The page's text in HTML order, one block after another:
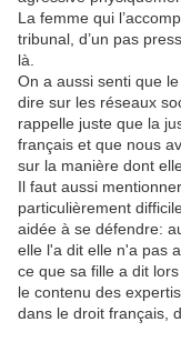
La femme qui
tribunal, d’un pas
là.
On a aussi senti que
dire sur les réseaux
rappelle juste que la
français et que nous
sur la manière dont
Il faut aussi
particulièrement
aidée à se défendre:
elle l'a dit elle n'a pas
ce que sa fille a dit
le contenu des
dans le droit français,